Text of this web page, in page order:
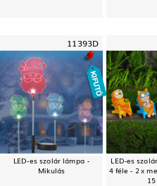
11393D
LED-es szolár lámpa -
Mikulás
LED-es
4 féle - 2 x